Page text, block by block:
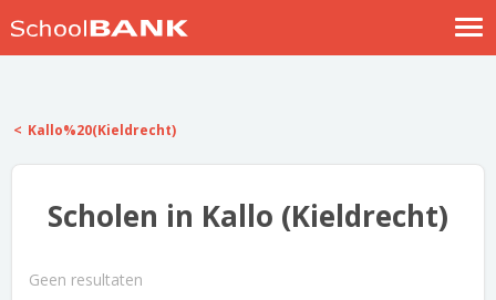
Help
Kallo%20(Kieldrecht)
Scholen in Kallo (Kieldrecht)
Geen resultaten